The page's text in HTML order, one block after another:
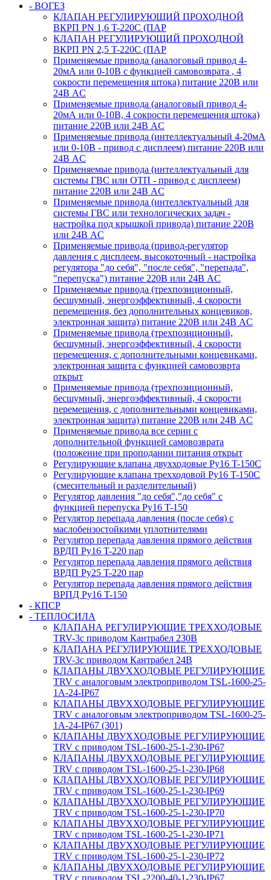
- ВОГЕЗ
КЛАПАН РЕГУЛИРУЮЩИЙ ПРОХОДНОЙ
ВКРП PN 1,6 T-220C (ПАР
КЛАПАН РЕГУЛИРУЮЩИЙ ПРОХОДНОЙ
ВКРП PN 2,5 T-220C (ПАР
Применяемые привода (аналоговый привод 4-
20мА или 0-10В с функцией самовозврата , 4
сокрости перемещения штока) питание 220В или
24В AC
Применяемые привода (аналоговый привод 4-
20мА или 0-10В, 4 сокрости перемещения штока)
питание 220В или 24В AC
Применяемые привода (интеллектуальный 4-20мА
или 0-10В - привод с дисплеем) питание 220В или
24В AC
Применяемые привода (интеллектуальный для
системы ГВС или ОТП - привод с дисплеем)
питание 220В или 24В AC
Применяемые привода (интеллектуальный для
системы ГВС или технологических задач -
настройка под крышкой привода) питание 220В
или 24В AC
Применяемые привода (привод-регулятор
давления с дисплеем, высокоточный - настройка
регулятора "до себя", "после себя", "перепада",
"перепуска") питание 220В или 24В AC
Применяемые привода (трехпозиционный,
бесшумный, энергоэффективный, 4 скорости
перемещения, без дополнительных концевиков,
электронная защита) питание 220В или 24В AC
Применяемые привода (трехпозиционный,
бесшумный, энергоэффективный, 4 скорости
перемещения, с дополнительными концевиками,
электронная защита с функцией самовозврта
открыт
Применяемые привода (трехпозиционный,
бесшумный, энергоэффективный, 4 скорости
перемещения, с дополнительными концевиками,
электронная защита) питание 220В или 24В AC
Применяемые привода все серии с
дополнительной функцией самовозврата
(положение при проподании питания открыт
Регулирующие клапана двухходовые Ру16 T-150С
Регулирующие клапана трехходовой Ру16 T-150С
(смесительный и разделительный)
Регулятор давления "до себя","до себя" с
функцией перепуска Ру16 T-150
Регулятор перепада давления (после себя) c
маслобензостойкими уплотнителями
Регулятор перепада давления прямого действия
ВРДП Ру16 T-220 пар
Регулятор перепада давления прямого действия
ВРДП Ру25 T-220 пар
Регулятор перепада давления прямого действия
ВРПД Ру16 T-150
- КПСР
- ТЕПЛОСИЛА
КЛАПАНА РЕГУЛИРУЮЩИЕ ТРЕХХОДОВЫЕ
TRV-3с приводом Кантрабел 230B
КЛАПАНА РЕГУЛИРУЮЩИЕ ТРЕХХОДОВЫЕ
TRV-3с приводом Кантрабел 24B
КЛАПАНЫ ДВУХХОДОВЫЕ РЕГУЛИРУЮЩИЕ
TRV с аналоговым электроприводом TSL-1600-25-
1А-24-IP67
КЛАПАНЫ ДВУХХОДОВЫЕ РЕГУЛИРУЮЩИЕ
TRV с аналоговым электроприводом TSL-1600-25-
1А-24-IP67 (301)
КЛАПАНЫ ДВУХХОДОВЫЕ РЕГУЛИРУЮЩИЕ
TRV с приводом TSL-1600-25-1-230-IP67
КЛАПАНЫ ДВУХХОДОВЫЕ РЕГУЛИРУЮЩИЕ
TRV с приводом TSL-1600-25-1-230-IP68
КЛАПАНЫ ДВУХХОДОВЫЕ РЕГУЛИРУЮЩИЕ
TRV с приводом TSL-1600-25-1-230-IP69
КЛАПАНЫ ДВУХХОДОВЫЕ РЕГУЛИРУЮЩИЕ
TRV с приводом TSL-1600-25-1-230-IP70
КЛАПАНЫ ДВУХХОДОВЫЕ РЕГУЛИРУЮЩИЕ
TRV с приводом TSL-1600-25-1-230-IP71
КЛАПАНЫ ДВУХХОДОВЫЕ РЕГУЛИРУЮЩИЕ
TRV с приводом TSL-1600-25-1-230-IP72
КЛАПАНЫ ДВУХХОДОВЫЕ РЕГУЛИРУЮЩИЕ
TRV с приводом TSL-2200-40-1-230-IP67